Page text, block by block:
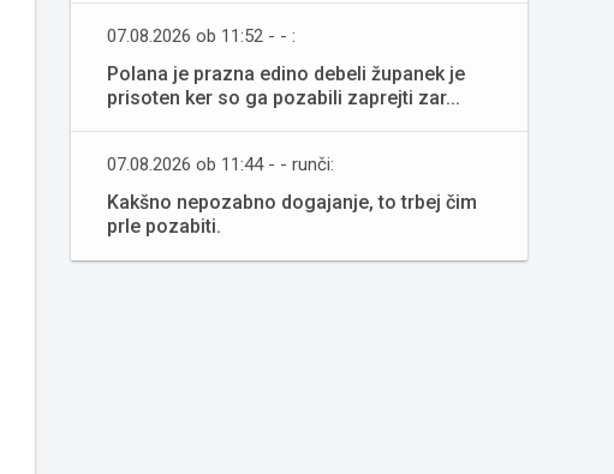
07.08.2026 ob 11:52 - - :
Polana je prazna edino debeli županek je
prisoten ker so ga pozabili zaprejti zar...
07.08.2026 ob 11:44 - - runči:
Kakšno nepozabno dogajanje, to trbej čim
prle pozabiti.